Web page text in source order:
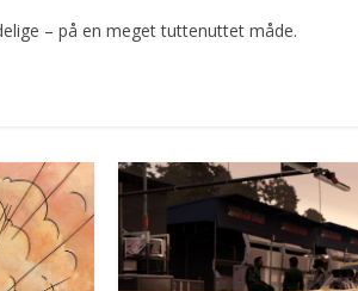
– på en meget tuttenuttet måde.